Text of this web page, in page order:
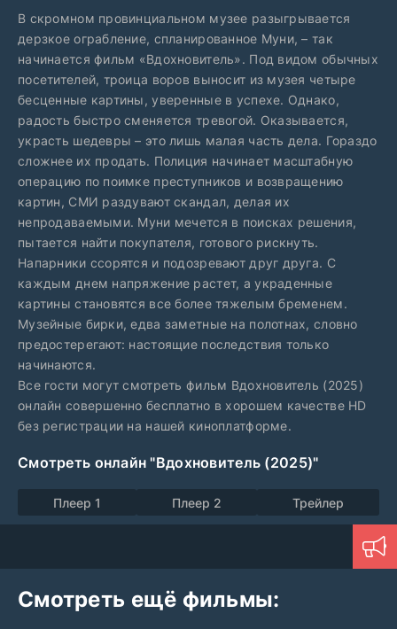
В скромном провинциальном музее разыгрывается
дерзкое ограбление, спланированное Муни, – так
начинается фильм «Вдохновитель». Под видом обычных
посетителей, троица воров выносит из музея четыре
бесценные картины, уверенные в успехе. Однако,
радость быстро сменяется тревогой. Оказывается,
украсть шедевры – это лишь малая часть дела. Гораздо
сложнее их продать. Полиция начинает масштабную
операцию по поимке преступников и возвращению
картин, СМИ раздувают скандал, делая их
непродаваемыми. Муни мечется в поисках решения,
пытается найти покупателя, готового рискнуть.
Напарники ссорятся и подозревают друг друга. С
каждым днем напряжение растет, а украденные
картины становятся все более тяжелым бременем.
Музейные бирки, едва заметные на полотнах, словно
предостерегают: настоящие последствия только
начинаются.
Все гости могут смотреть фильм Вдохновитель (2025)
онлайн совершенно бесплатно в хорошем качестве HD
без регистрации на нашей киноплатформе.
Смотреть онлайн "Вдохновитель (2025)"
Плеер 1 Плеер 2 Трейлер
Смотреть ещё фильмы: